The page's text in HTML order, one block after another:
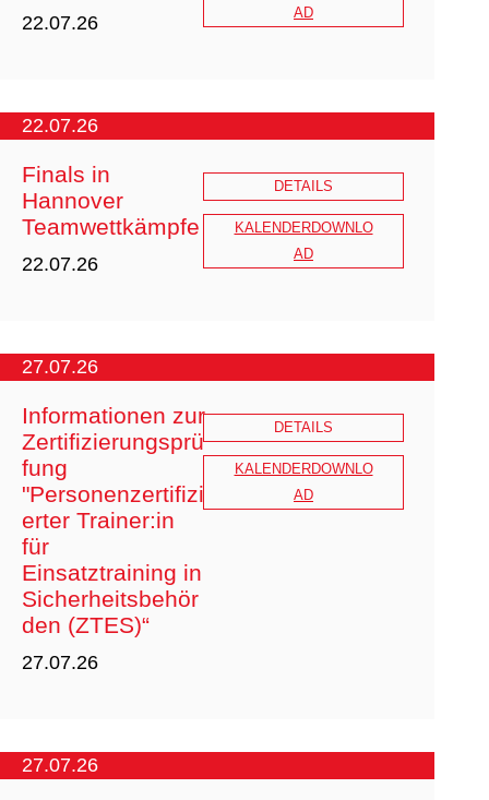
22.07.26
AD
22.07.26
Finals in
Hannover
Teamwettkämpfe
22.07.26
DETAILS
KALENDERDOWNLO
AD
27.07.26
Informationen zur
Zertifizierungsprü
fung
"Personenzertifizi
erter Trainer:in
für
Einsatztraining in
Sicherheitsbehör
den (ZTES)“
27.07.26
DETAILS
KALENDERDOWNLO
AD
27.07.26